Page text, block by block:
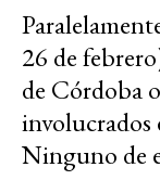
26 de
de Córdoba
involucrados
Ninguno de